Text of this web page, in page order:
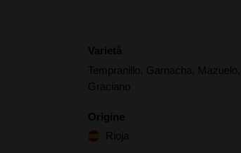
Varietà
Tempranillo, Garnacha, Mazuelo,
Graciano
Origine
Rioja